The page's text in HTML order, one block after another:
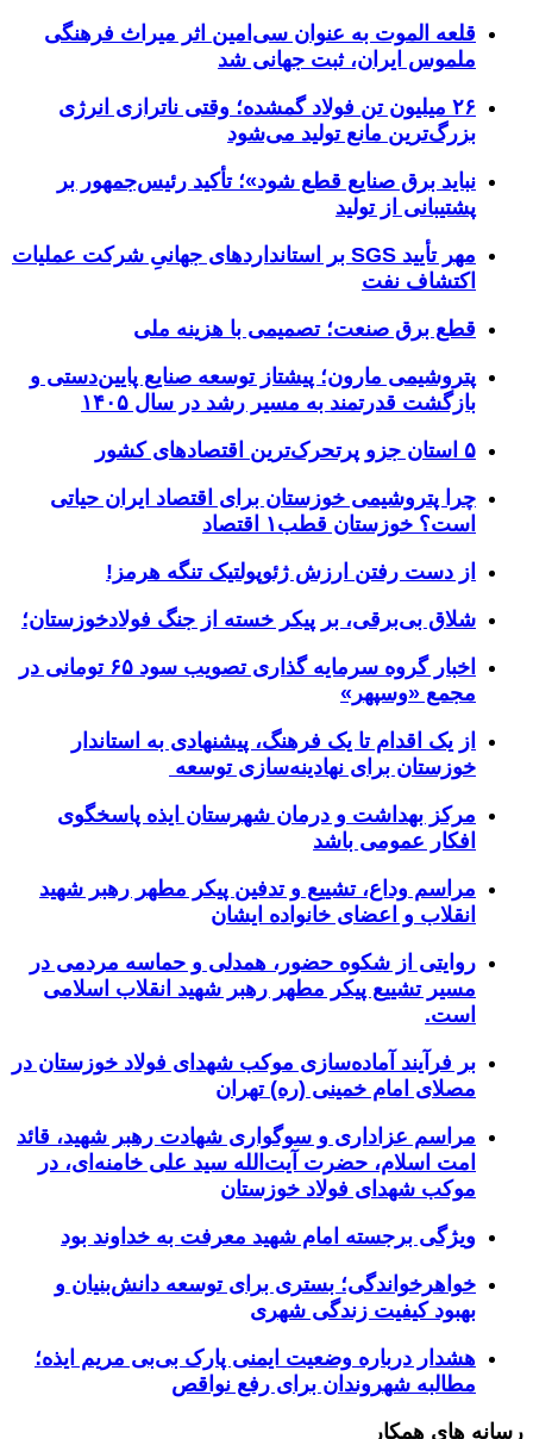
قلعه الموت به عنوان سی‌امین اثر میراث‌ فرهنگی
ملموس ایران، ثبت جهانی شد
۲۶ میلیون تن فولاد گمشده؛ وقتی ناترازی انرژی
بزرگ‌ترین مانع تولید می‌شود
نباید برق صنایع قطع شود»؛ تأکید رئیس‌جمهور بر
پشتیبانی از تولید
مهر تأیید SGS بر استانداردهای جهانیِ شرکت عملیات
اکتشاف نفت
قطع برق صنعت؛ تصمیمی با هزینه ملی
پتروشیمی مارون؛ پیشتاز توسعه صنایع پایین‌دستی و
بازگشت قدرتمند به مسیر رشد در سال ۱۴۰۵
۵ استان جزو پرتحرک‌ترین اقتصاد‌های کشور
چرا پتروشیمی خوزستان برای اقتصاد ایران حیاتی
است؟ خوزستان قطب۱ اقتصاد
از دست رفتن ارزش ژئوپولتیک تنگه هرمز!
شلاق‌ بی‌برقی، بر پیکر خسته‌ از جنگ فولادخوزستان؛
اخبار گروه سرمایه گذاری تصویب سود ۶۵ تومانی در
مجمع «وسپهر»
از یک اقدام تا یک فرهنگ، پیشنهادی به استاندار
خوزستان برای نهادینه‌سازی توسعه
مرکز بهداشت و درمان شهرستان ایذه پاسخگوی
افکار عمومی باشد
مراسم وداع، تشییع و تدفین پیکر مطهر رهبر شهید
انقلاب و اعضای خانواده ایشان
روایتی از شکوه حضور، همدلی و حماسه مردمی در
مسیر تشییع پیکر مطهر رهبر شهید انقلاب اسلامی
است.
بر فرآیند آماده‌سازی موکب شهدای فولاد خوزستان در
مصلای امام خمینی (ره) تهران
مراسم عزاداری و سوگواری شهادت رهبر شهید، قائد
امت اسلام، حضرت آیت‌الله سید علی خامنه‌ای، در
موکب شهدای فولاد خوزستان
ویژگی برجسته امام شهید معرفت به خداوند بود
خواهرخواندگی؛ بستری برای توسعه دانش‌بنیان و
بهبود کیفیت زندگی شهری
هشدار درباره وضعیت ایمنی پارک بی‌بی مریم ایذه؛
مطالبه شهروندان برای رفع نواقص
رسانه های همکار